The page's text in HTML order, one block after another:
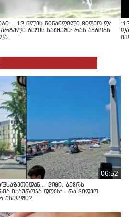
- 12 წლის წინანდელი ვიდეო და
ბიჭის საქმეში: რას ამბობს
06:52
ვიცი, ბევრს
იქაურობა დღეს" - რა ვიდეო
ქსელში?